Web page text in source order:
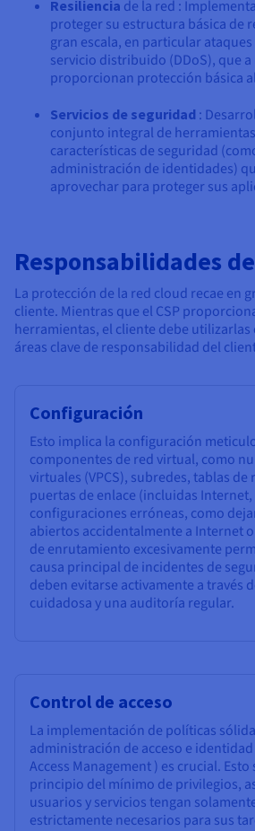
Resiliencia de la red :
proteger su estructura básica de
gran escala, en particular
servicio distribuido (DDoS), que
proporcionan protección básica
Servicios de seguridad :
conjunto integral de
características de seguridad
administración de identidades)
aprovechar para proteger sus
Responsabilidades
La protección de la red cloud recae en
cliente. Mientras que el CSP
herramientas, el cliente debe utilizarlas
áreas clave de responsabilidad del
Configuración
Esto implica la configuración
componentes de red virtual, como
virtuales (VPCS), subredes, tablas de
puertas de enlace (incluidas Internet,
configuraciones erróneas, como
abiertos accidentalmente a Internet
de enrutamiento excesivamente
causa principal de incidentes de
deben evitarse activamente a través
cuidadosa y una auditoría regular.
Control de acceso
La implementación de políticas
administración de acceso e
Access Management ) es crucial.
principio del mínimo de privilegios,
usuarios y servicios tengan
estrictamente necesarios para sus